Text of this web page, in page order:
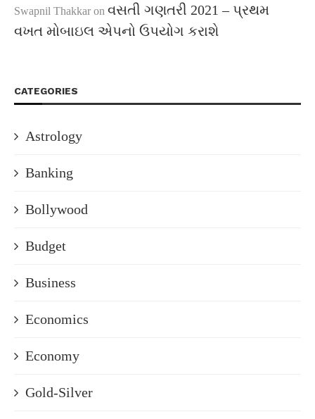
Swapnil Thakkar on વસતી ગણતરી 2021 – પ્રથમ
વખત મોબાઇલ એપનો ઉપયોગ કરાશે
CATEGORIES
Astrology
Banking
Bollywood
Budget
Business
Economics
Economy
Gold-Silver